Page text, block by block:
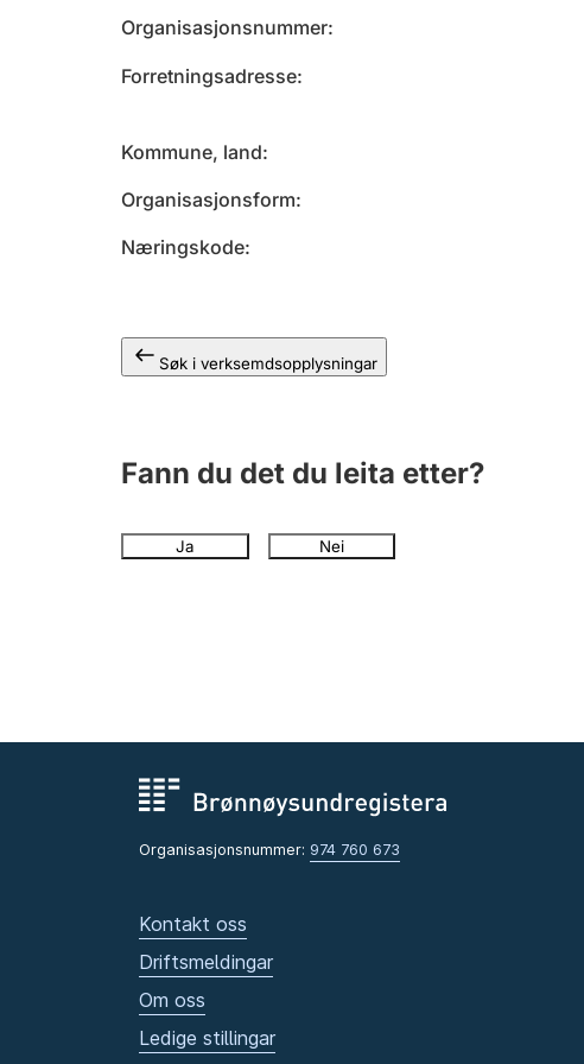
Organisasjonsnummer
Forretningsadresse
Kommune, land
Organisasjonsform
Næringskode
Søk i verksemdsopplysningar
Fann du det du leita etter?
Ja Nei
Organisasjonsnummer: 974 760 673
Kontakt oss
Driftsmeldingar
Om oss
Ledige stillingar